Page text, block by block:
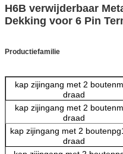
H6B verwijderbaar
Dekking voor 6 Pin
Productiefamilie
kap zijingang met 2
draad
kap zijingang met 2
draad
kap zijingang met 2
draad